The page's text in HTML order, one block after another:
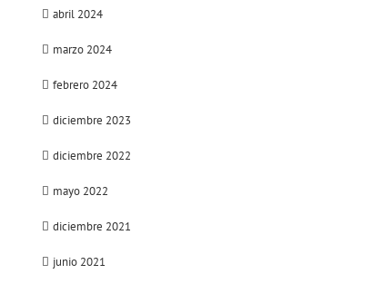
abril 2024
marzo 2024
febrero 2024
diciembre 2023
diciembre 2022
mayo 2022
diciembre 2021
junio 2021